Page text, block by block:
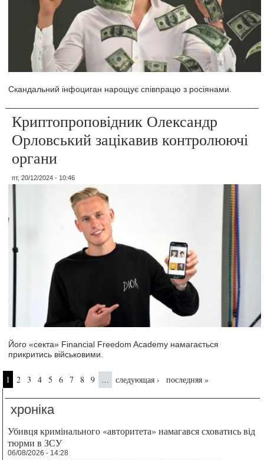
Скандальний інфоциган нарощує співпрацю з росіянами.
Криптопроповідник Олександр
Орловський зацікавив контролюючі
органи
пт, 20/12/2024 - 10:46
Його «секта» Financial Freedom Academy намагається
прикритись військовими.
Страницы
1 2 3 4 5 6 7 8 9 … следующая › последняя »
хроніка
Убивця кримінального «авторитета» намагався сховатись від
тюрми в ЗСУ
06/08/2026 - 14:28